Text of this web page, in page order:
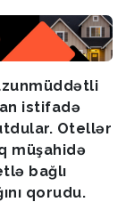
istifadə
Otellər
müşahidə
bağlı
qorudu.